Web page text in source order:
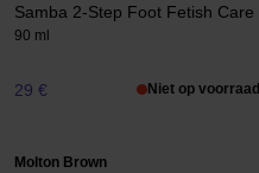
Samba 2-Step Foot Fetish Care
90 ml
29 € Niet op voorraad
Molton Brown